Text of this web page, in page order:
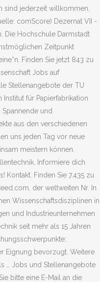
sind jederzeit willkommen.
comScore) Dezernat VII -
Die Hochschule Darmstadt
Zeitpunkt
Finden Sie jetzt 843 zu
Jobs auf
Stellenangebote der TU
für Papierfabrikation
und
aus den verschiedenen
uns jeden Tag vor neue
meistern können.
Informiere dich
Kontakt. Finden Sie 7.435 zu
der weltweiten Nr. In
Wissenschaftsdisziplinen in
und Industrieunternehmen
seit mehr als 15 Jahren
Eignung bevorzugt. Weitere
… Jobs und Stellenangebote
bitte eine E-Mail an die